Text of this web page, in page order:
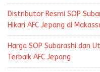
Distributor Resmi SOP
Hikari AFC Jepang di
Harga SOP Subarashi dan
Terbaik AFC Jepang